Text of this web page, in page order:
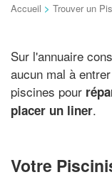
Accueil > Trouver un
Sur l'annuaire
aucun mal à
piscines pour
placer un liner.
Votre